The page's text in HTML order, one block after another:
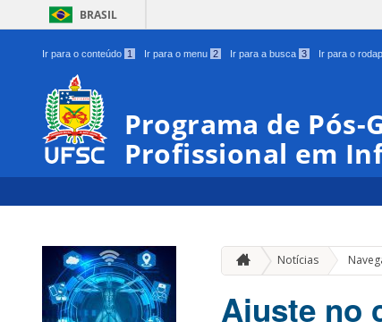
BRASIL
Ir para o conteúdo 1 Ir para o menu 2 Ir para a busca 3 Ir para o
Programa de
Profissional em
Notícias
Ajuste no